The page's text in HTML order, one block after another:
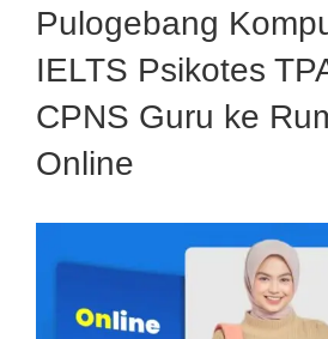
Pulogebang
IELTS Psikotes
CPNS Guru ke
Online